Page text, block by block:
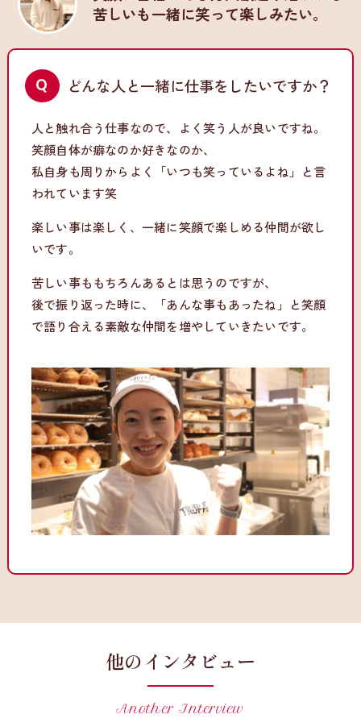
苦しいも一緒に笑って楽しみたい。
どんな人と一緒に仕事をしたいですか？
人と触れ合う仕事なので、よく笑う人が良いですね。
笑顔自体が癖なのか好きなのか、
私自身も周りからよく「いつも笑っているよね」と言
われています笑
楽しい事は楽しく、一緒に笑顔で楽しめる仲間が欲し
いです。
苦しい事ももちろんあるとは思うのですが、
後で振り返った時に、「あんな事もあったね」と笑顔
で語り合える素敵な仲間を増やしていきたいです。
他のインタビュー
Another Interview